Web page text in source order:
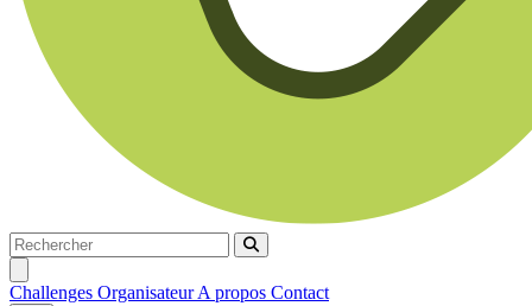
Rechercher
Rechercher
Challenges OrganisateurA propos Contact